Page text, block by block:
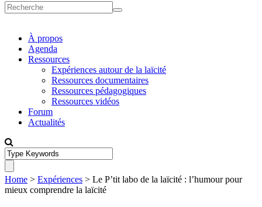
À propos
Agenda
Ressources
Expériences autour de la laïcité
Ressources documentaires
Ressources pédagogiques
Ressources vidéos
Forum
Actualités
Home > Expériences > Le P’tit labo de la laïcité : l’humour pour
mieux comprendre la laïcité